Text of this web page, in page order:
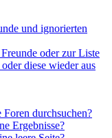
und ignorierten
oder zur Liste
diese wieder aus
durchsuchen?
Ergebnisse?